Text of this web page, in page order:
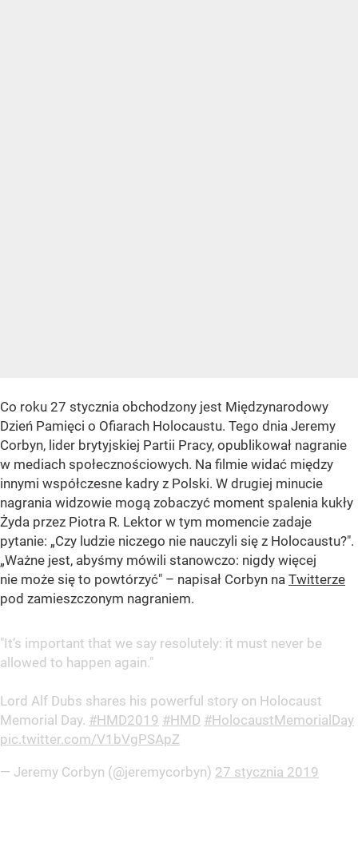
Co roku 27 stycznia obchodzony jest Międzynarodowy
Dzień Pamięci o Ofiarach Holocaustu. Tego dnia Jeremy
Corbyn, lider brytyjskiej Partii Pracy, opublikował nagranie
w mediach społecznościowych. Na filmie widać między
innymi współczesne kadry z Polski. W drugiej minucie
nagrania widzowie mogą zobaczyć moment spalenia kukły
Żyda przez Piotra R. Lektor w tym momencie zadaje
pytanie: „Czy ludzie niczego nie nauczyli się z Holocaustu?".
„Ważne jest, abyśmy mówili stanowczo: nigdy więcej
nie może się to powtórzyć" – napisał Corbyn na Twitterze
pod zamieszczonym nagraniem.
"It’s important that we say resolutely: it must never be
allowed to happen again."
Lord Alf Dubs shares his powerful story on Holocaust
Memorial Day. #HMD2019 #HMD #HolocaustMemorialDay
pic.twitter.com/V1bVgPSApZ
— Jeremy Corbyn (@jeremycorbyn) 27 stycznia 2019